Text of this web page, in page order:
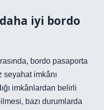
iyi bordo
bordo pasaporta
imkânı
imkânlardan belirli
bazı durumlarda